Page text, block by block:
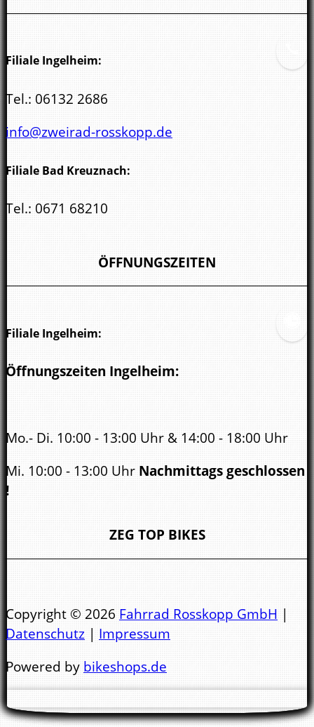
Filiale Ingelheim:
Tel.: 06132 2686
info@zweirad-rosskopp.de
Filiale Bad Kreuznach:
Tel.: 0671 68210
ÖFFNUNGSZEITEN
Filiale Ingelheim:
Öffnungszeiten Ingelheim:
Mo.- Di. 10:00 - 13:00 Uhr & 14:00 - 18:00 Uhr
Mi. 10:00 - 13:00 Uhr Nachmittags geschlossen
!
Sa.10:00 - 14.00 Uhr
Mi. 9:00 - 13:00 UhrNachmittags geschlossen !
Do. - Fr. 9:00 - 13:00 Uhr & 14:00 - 18:00 Uhr
ZEG TOP BIKES
Copyright © 2026 Fahrrad Rosskopp GmbH |
Datenschutz | Impressum
Powered by bikeshops.de